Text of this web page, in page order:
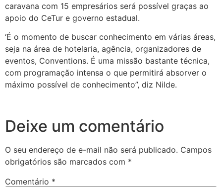
caravana com 15 empresários será possível graças ao
apoio do CeTur e governo estadual.
‘É o momento de buscar conhecimento em várias áreas,
seja na área de hotelaria, agência, organizadores de
eventos, Conventions. É uma missão bastante técnica,
com programação intensa o que permitirá absorver o
máximo possível de conhecimento”, diz Nilde.
Deixe um comentário
O seu endereço de e-mail não será publicado. Campos
obrigatórios são marcados com *
Comentário *